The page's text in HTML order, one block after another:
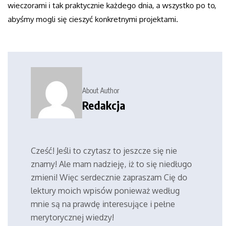
wieczorami i tak praktycznie każdego dnia, a wszystko po to,
abyśmy mogli się cieszyć konkretnymi projektami.
About Author
Redakcja
Cześć! Jeśli to czytasz to jeszcze się nie
znamy! Ale mam nadzieję, iż to się niedługo
zmieni! Więc serdecznie zapraszam Cię do
lektury moich wpisów ponieważ według
mnie są na prawdę interesujące i pełne
merytorycznej wiedzy!